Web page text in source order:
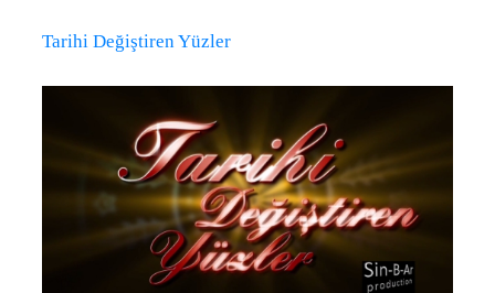
Tarihi Değiştiren Yüzler